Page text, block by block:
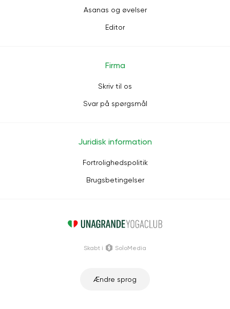
Asanas og øvelser
Editor
Firma
Skriv til os
Svar på spørgsmål
Juridisk information
Fortrolighedspolitik
Brugsbetingelser
Ændre sprog
Skabt i SoloMedia